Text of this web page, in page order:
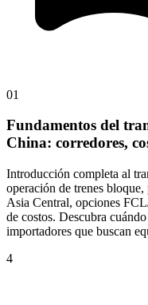
01
Fundamentos del
China: corredores,
Introducción completa al
operación de trenes
Asia Central, opciones
de costos. Descubra
importadores que buscan
4